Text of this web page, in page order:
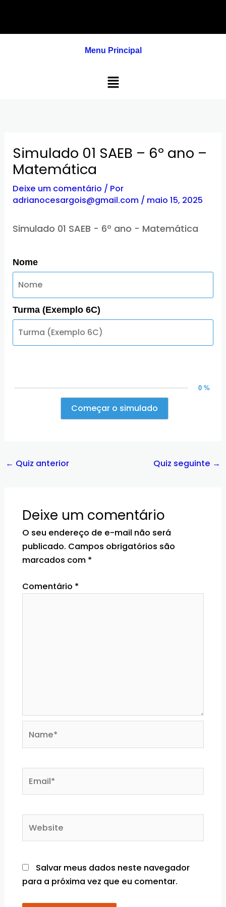
o
Menu Principal
Menu
Simulado 01 SAEB – 6º ano –
Matemática
Deixe um comentário / Por
adrianocesargois@gmail.com / maio 15, 2025
Simulado 01 SAEB - 6º ano - Matemática
Nome
Turma (Exemplo 6C)
0 %
Começar o simulado
← Quiz anterior Quiz seguinte →
Deixe um comentário
O seu endereço de e-mail não será
publicado. Campos obrigatórios são
marcados com *
Comentário *
Salvar meus dados neste navegador
para a próxima vez que eu comentar.